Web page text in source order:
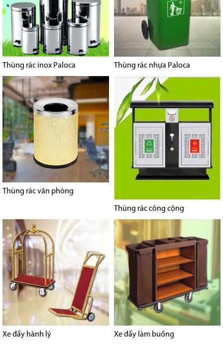
Thùng rác inox Paloca Thùng rác nhựa Paloca
Thùng rác văn phòng
Thùng rác công cộng
Xe đẩy hành lý Xe đẩy làm buồng